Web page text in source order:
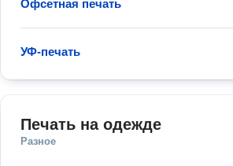
Офсетная печать
УФ-печать
Печать на одежде
Разное